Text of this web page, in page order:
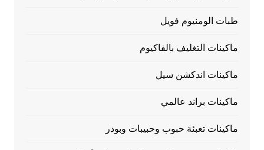
طبات الومنيوم فويل
ماكينات التغليف بالفاكيوم
ماكينات اندكشن سيل
ماكينات براند عالمي
ماكينات تعبئة حبوب وحبيبات وبودر